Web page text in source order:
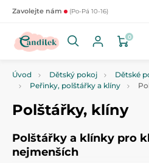
Zavolejte nám (Po-Pá 10-16)
0
Úvod Dětský pokoj
Dětské
Peřinky, polštářky a klíny
Polštářky, klíny
Polštářky a klínky pro
nejmenších